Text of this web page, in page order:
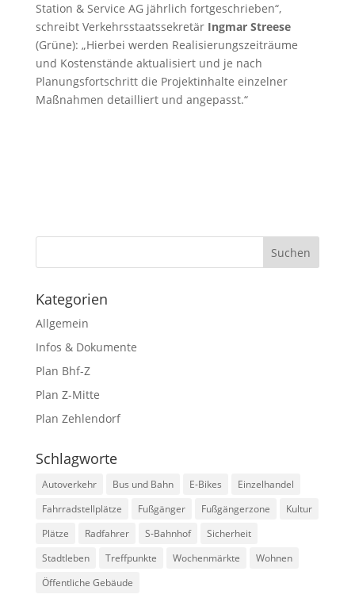
Station & Service AG jährlich fortgeschrieben“,
schreibt Verkehrsstaatssekretär Ingmar Streese
(Grüne): „Hierbei werden Realisierungszeiträume
und Kostenstände aktualisiert und je nach
Planungsfortschritt die Projektinhalte einzelner
Maßnahmen detailliert und angepasst.“
Kategorien
Allgemein
Infos & Dokumente
Plan Bhf-Z
Plan Z-Mitte
Plan Zehlendorf
Schlagworte
Autoverkehr Bus und Bahn E-Bikes
Einzelhandel
Fahrradstellplätze
Fußgänger Fußgängerzone
Kultur
Plätze
Radfahrer S-Bahnhof
Sicherheit
Stadtleben
Treffpunkte Wochenmärkte
Wohnen
Öffentliche Gebäude